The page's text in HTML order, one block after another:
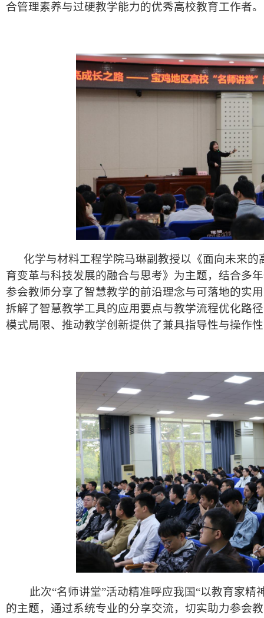
合管理素养与过硬教学能力的优秀高校教育工作者。
化学与材料工程学院马琳副教授以《面向未来
育变革与科技发展的融合与思考》为主题，结合多
参会教师分享了智慧教学的前沿理念与可落地的实
拆解了智慧教学工具的应用要点与教学流程优化路
模式局限、推动教学创新提供了兼具指导性与操作
此次“名师讲堂”活动精准呼应我国“以教育家精
的主题，通过系统专业的分享交流，切实助力参会